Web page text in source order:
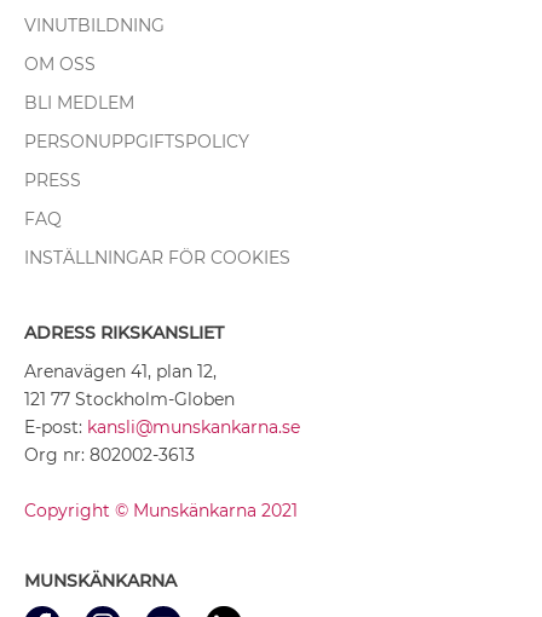
VINUTBILDNING
OM OSS
BLI MEDLEM
PERSONUPPGIFTSPOLICY
PRESS
FAQ
INSTÄLLNINGAR FÖR COOKIES
ADRESS RIKSKANSLIET
Arenavägen 41, plan 12,
121 77 Stockholm-Globen
E-post: kansli@munskankarna.se
Org nr: 802002-3613
Copyright © Munskänkarna 2021
MUNSKÄNKARNA